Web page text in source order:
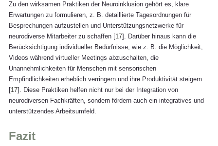
Zu den wirksamen Praktiken der Neuroinklusion gehört es, klare
Erwartungen zu formulieren, z. B. detaillierte Tagesordnungen für
Besprechungen aufzustellen und Unterstützungsnetzwerke für
neurodiverse Mitarbeiter zu schaffen [17]. Darüber hinaus kann die
Berücksichtigung individueller Bedürfnisse, wie z. B. die Möglichkeit,
Videos während virtueller Meetings abzuschalten, die
Unannehmlichkeiten für Menschen mit sensorischen
Empfindlichkeiten erheblich verringern und ihre Produktivität steigern
[17]. Diese Praktiken helfen nicht nur bei der Integration von
neurodiversen Fachkräften, sondern fördern auch ein integratives und
unterstützendes Arbeitsumfeld.
Fazit